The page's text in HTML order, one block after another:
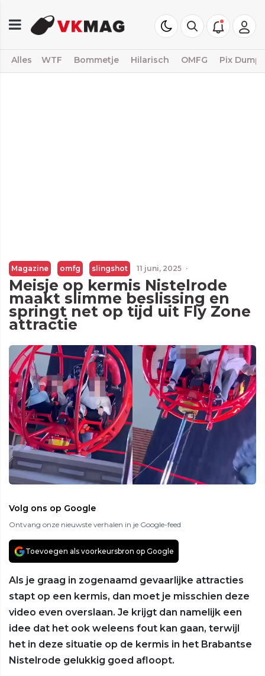
Alles WTF Bommetje Hilarisch OMFG Pix Dump
Magazine omfg slingshot 11 juni, 2025 ·
Meisje op kermis Nistelrode
maakt slimme beslissing en
springt net op tijd uit Fly Zone
attractie
Volg ons op Google
Ontvang onze nieuwste verhalen in je Google-feed
Toevoegen als voorkeursbron op Google
Als je graag in zogenaamd gevaarlijke attracties
stapt op een kermis, dan moet je misschien deze
video even overslaan. Je krijgt dan namelijk een
idee dat het ook weleens fout kan gaan, terwijl
het in deze situatie op de kermis in het Brabantse
Nistelrode gelukkig goed afloopt.